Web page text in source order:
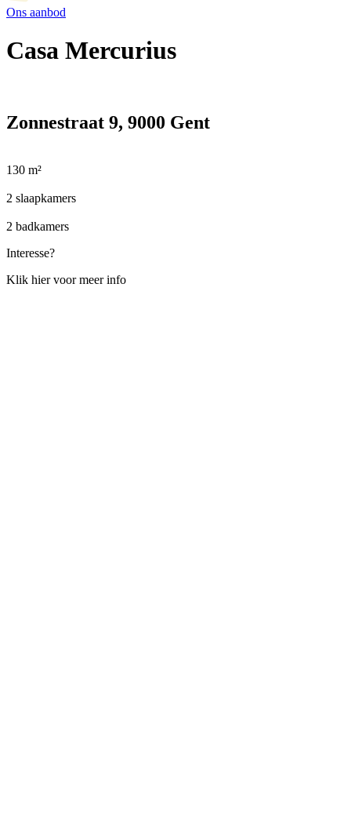
Ons aanbod
Casa Mercurius
Zonnestraat 9, 9000 Gent
130 m²
2 slaapkamers
2 badkamers
Interesse?
Klik hier voor meer info